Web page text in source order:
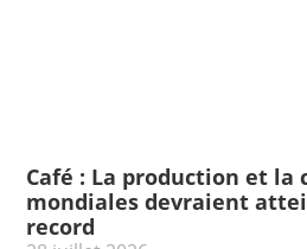
Café : La production et la
mondiales devraient
record